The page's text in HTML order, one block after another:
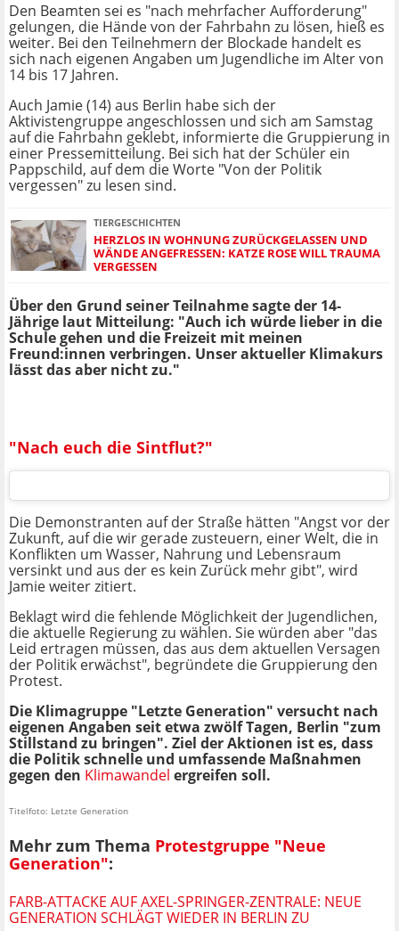
Den Beamten sei es "nach mehrfacher Aufforderung"
gelungen, die Hände von der Fahrbahn zu lösen, hieß es
weiter. Bei den Teilnehmern der Blockade handelt es
sich nach eigenen Angaben um Jugendliche im Alter von
14 bis 17 Jahren.
Auch Jamie (14) aus Berlin habe sich der
Aktivistengruppe angeschlossen und sich am Samstag
auf die Fahrbahn geklebt, informierte die Gruppierung in
einer Pressemitteilung. Bei sich hat der Schüler ein
Pappschild, auf dem die Worte "Von der Politik
vergessen" zu lesen sind.
TIERGESCHICHTEN
HERZLOS IN WOHNUNG ZURÜCKGELASSEN UND
WÄNDE ANGEFRESSEN: KATZE ROSE WILL TRAUMA
VERGESSEN
Über den Grund seiner Teilnahme sagte der 14-
Jährige laut Mitteilung: "Auch ich würde lieber in die
Schule gehen und die Freizeit mit meinen
Freund:innen verbringen. Unser aktueller Klimakurs
lässt das aber nicht zu."
"Nach euch die Sintflut?"
Die Demonstranten auf der Straße hätten "Angst vor der
Zukunft, auf die wir gerade zusteuern, einer Welt, die in
Konflikten um Wasser, Nahrung und Lebensraum
versinkt und aus der es kein Zurück mehr gibt", wird
Jamie weiter zitiert.
Beklagt wird die fehlende Möglichkeit der Jugendlichen,
die aktuelle Regierung zu wählen. Sie würden aber "das
Leid ertragen müssen, das aus dem aktuellen Versagen
der Politik erwächst", begründete die Gruppierung den
Protest.
Die Klimagruppe "Letzte Generation" versucht nach
eigenen Angaben seit etwa zwölf Tagen, Berlin "zum
Stillstand zu bringen". Ziel der Aktionen ist es, dass
die Politik schnelle und umfassende Maßnahmen
gegen den Klimawandel ergreifen soll.
Titelfoto: Letzte Generation
Mehr zum Thema Protestgruppe "Neue
Generation":
FARB-ATTACKE AUF AXEL-SPRINGER-ZENTRALE: NEUE
GENERATION SCHLÄGT WIEDER IN BERLIN ZU